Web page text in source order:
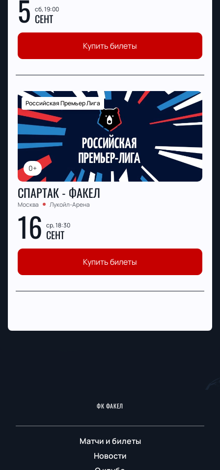
5 сб, 19:00
СЕНТ
Купить билеты
0+
Российская Премьер Лига
СПАРТАК - ФАКЕЛ
Москва Лукойл-Арена
16 ср, 18:30
СЕНТ
Купить билеты
ФК ФАКЕЛ
Матчи и билеты
Новости